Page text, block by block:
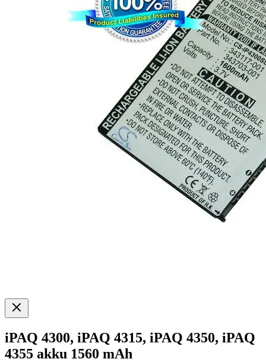
iPAQ 4300, iPAQ 4315, iPAQ 4350, iPAQ
4355 akku 1560 mAh